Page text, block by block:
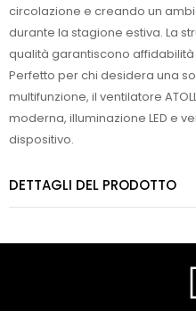
circolazione e creando un
durante la stagione estiva. La
qualità garantiscono
Perfetto per chi desidera una
multifunzione, il ventilatore
moderna, illuminazione LED e
dispositivo.
DETTAGLI DEL PRODOTTO